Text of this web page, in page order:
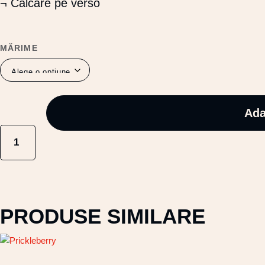
¬ Călcare pe verso
MĂRIME
BRAINEY
PRODUSE SIMILARE